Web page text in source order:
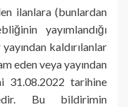
ilanlara (bunlardan
yayımlandığı
kaldırılanlar
eden veya yayından
31.08.2022 tarihine
Bu bildirimin